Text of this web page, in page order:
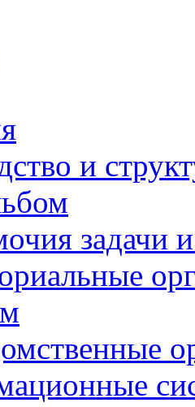
и
задачи